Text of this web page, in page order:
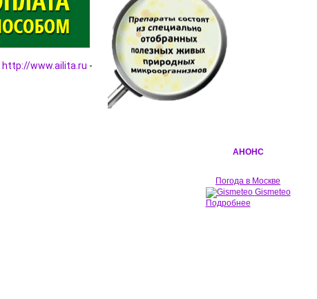
http://www.ailita.ru -
АНОНС
Погода в Москве
Gismeteo
Подробнее